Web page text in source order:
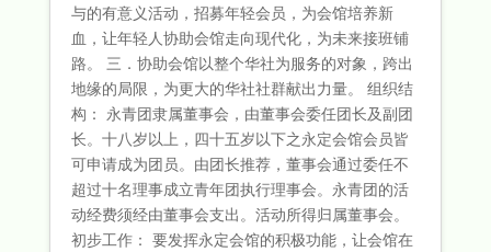
与的有意义活动，招募年轻会员，为会馆培养新
血，让年轻人协助会馆走向现代化，为未来接班铺
路。 三．协助会馆以整个华社为服务的对象，跨出
地缘的局限，为更大的华社社群献出力量。 组织结
构： 永青团隶属董事会，由董事会委任团长及副团
长。十八岁以上，四十五岁以下之永定会馆会员皆
可申请成为团员。由团长推荐，董事会通过委任不
超过十名理事成立青年团执行理事会。永青团的活
动经费须经由董事会支出。活动所得归属董事会。
初步工作： 要发挥永定会馆的积极功能，让会馆在